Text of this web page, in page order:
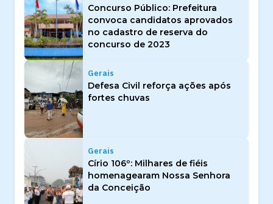
Concurso Público: Prefeitura
convoca candidatos aprovados
no cadastro de reserva do
concurso de 2023
Gerais
Defesa Civil reforça ações após
fortes chuvas
Gerais
Círio 106º: Milhares de fiéis
homenagearam Nossa Senhora
da Conceição